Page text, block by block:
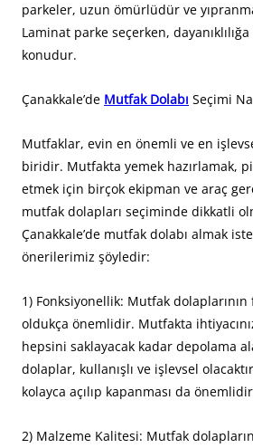
parkeler, uzun ömürlüdür ve
Laminat parke seçerken,
konudur.
Çanakkale’de Mutfak Dolabı Seçimi
Mutfaklar, evin en önemli ve en
biridir. Mutfakta yemek hazırlamak,
etmek için birçok ekipman ve araç
mutfak dolapları seçiminde dikkatli
Çanakkale’de mutfak dolabı almak
önerilerimiz şöyledir:
1) Fonksiyonellik: Mutfak
oldukça önemlidir. Mutfakta
hepsini saklayacak kadar depolama
dolaplar, kullanışlı ve işlevsel
kolayca açılıp kapanması da
2) Malzeme Kalitesi: Mutfak